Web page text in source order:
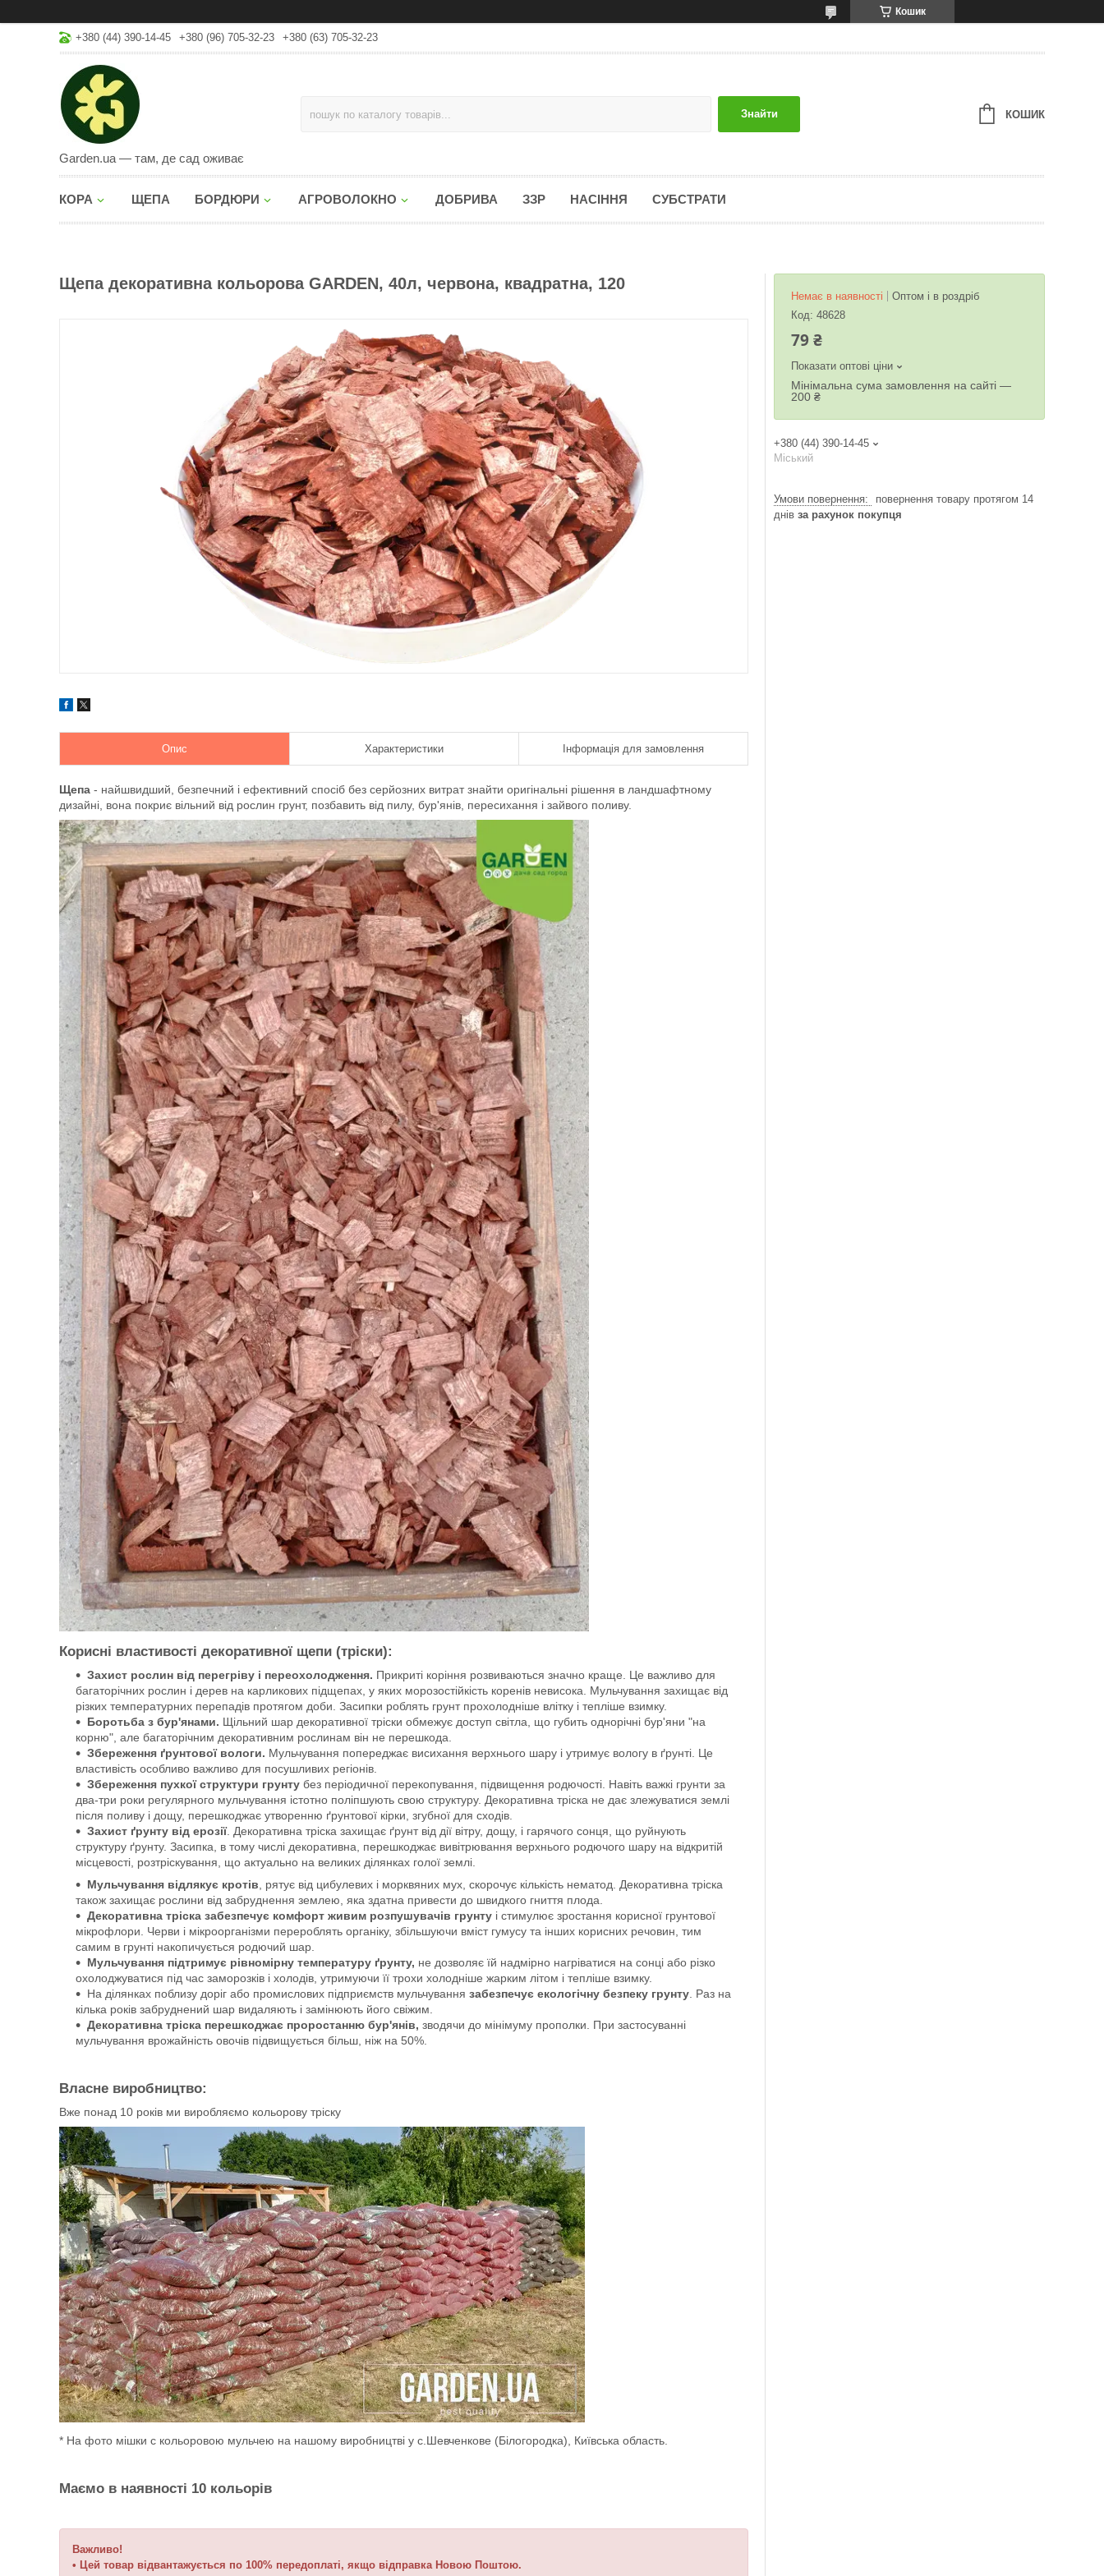
Кошик
+380 (44) 390-14-45 +380 (96) 705-32-23 +380 (63) 705-32-23
Garden.ua — там, де сад оживає
Знайти КОШИК
КОРА ЩЕПА БОРДЮРИ АГРОВОЛОКНО ДОБРИВА ЗЗР НАСІННЯ СУБСТРАТИ
Щепа декоративна кольорова GARDEN, 40л, червона, квадратна, 120
Опис Характеристики Інформація для замовлення
Щепа - найшвидший, безпечний і ефективний спосіб без серйозних витрат знайти оригінальні рішення в ландшафтному
дизайні, вона покриє вільний від рослин грунт, позбавить від пилу, бур'янів, пересихання і зайвого поливу.
Корисні властивості декоративної щепи (тріски):
Захист рослин від перегріву і переохолодження. Прикриті коріння розвиваються значно краще. Це важливо для
багаторічних рослин і дерев на карликових підщепах, у яких морозостійкість коренів невисока. Мульчування захищає від
різких температурних перепадів протягом доби. Засипки роблять грунт прохолодніше влітку і тепліше взимку.
Боротьба з бур'янами. Щільний шар декоративної тріски обмежує доступ світла, що губить однорічні бур'яни "на
корню", але багаторічним декоративним рослинам він не перешкода.
Збереження ґрунтової вологи. Мульчування попереджає висихання верхнього шару і утримує вологу в ґрунті. Це
властивість особливо важливо для посушливих регіонів.
Збереження пухкої структури грунту без періодичної перекопування, підвищення родючості. Навіть важкі грунти за
два-три роки регулярного мульчування істотно поліпшують свою структуру. Декоративна тріска не дає злежуватися землі
після поливу і дощу, перешкоджає утворенню ґрунтової кірки, згубної для сходів.
Захист ґрунту від ерозії. Декоративна тріска захищає ґрунт від дії вітру, дощу, і гарячого сонця, що руйнують
структуру ґрунту. Засипка, в тому числі декоративна, перешкоджає вивітрювання верхнього родючого шару на відкритій
місцевості, розтріскування, що актуально на великих ділянках голої землі.
Мульчування відлякує кротів , рятує від цибулевих і морквяних мух, скорочує кількість нематод. Декоративна тріска
також захищає рослини від забруднення землею, яка здатна привести до швидкого гниття плода.
Декоративна тріска забезпечує комфорт живим розпушувачів грунту і стимулює зростання корисної грунтової
мікрофлори. Черви і мікроорганізми перероблять органіку, збільшуючи вміст гумусу та інших корисних речовин, тим
самим в грунті накопичується родючий шар.
Мульчування підтримує рівномірну температуру ґрунту, не дозволяє їй надмірно нагріватися на сонці або різко
охолоджуватися під час заморозків і холодів, утримуючи її трохи холодніше жарким літом і тепліше взимку.
На ділянках поблизу доріг або промислових підприємств мульчування забезпечує екологічну безпеку грунту . Раз на
кілька років забруднений шар видаляють і замінюють його свіжим.
Декоративна тріска перешкоджає проростанню бур'янів, зводячи до мінімуму прополки. При застосуванні
мульчування врожайність овочів підвищується більш, ніж на 50%.
Власне виробництво:
Вже понад 10 років ми виробляємо кольорову тріску
* На фото мішки с кольоровою мульчею на нашому виробництві у с.Шевченкове (Білогородка), Київська область.
Маємо в наявності 10 кольорів
Важливо!
• Цей товар відвантажується по 100% передоплаті, якщо відправка Новою Поштою.
Немає в наявності
Оптом і в роздріб
Код: 48628
79 ₴
Показати оптові ціни
Мінімальна сума замовлення на сайті —
200 ₴
+380 (44) 390-14-45
Міський
повернення товару протягом 14
днів за рахунок покупця